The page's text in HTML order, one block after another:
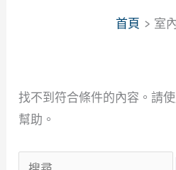
首頁 室
找不到符合條件的內容。請
幫助。
搜